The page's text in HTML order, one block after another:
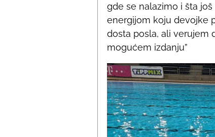
gde se nalazimo i šta
energijom koju devojke
dosta posla, ali verujem
mogućem izdanju”